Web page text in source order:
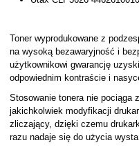
Toner wyprodukowane z
na wysoką bezawaryjność i
użytkownikowi gwarancję
odpowiednim kontraście i
Stosowanie tonera nie pociąga
jakichkolwiek modyfikacji
zliczający, dzięki czemu
razu nadaje się do użycia